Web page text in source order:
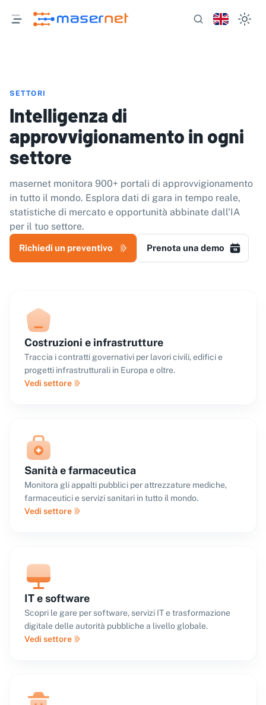
SETTORI
Intelligenza di
approvvigionamento in ogni
settore
masernet monitora 900+ portali di approvvigionamento
in tutto il mondo. Esplora dati di gara in tempo reale,
statistiche di mercato e opportunità abbinate dall'IA
per il tuo settore.
Richiedi un preventivo Prenota una demo
Costruzioni e infrastrutture
Traccia i contratti governativi per lavori civili, edifici e
progetti infrastrutturali in Europa e oltre.
Vedi settore
Sanità e farmaceutica
Monitora gli appalti pubblici per attrezzature mediche,
farmaceutici e servizi sanitari in tutto il mondo.
Vedi settore
IT e software
Scopri le gare per software, servizi IT e trasformazione
digitale delle autorità pubbliche a livello globale.
Vedi settore